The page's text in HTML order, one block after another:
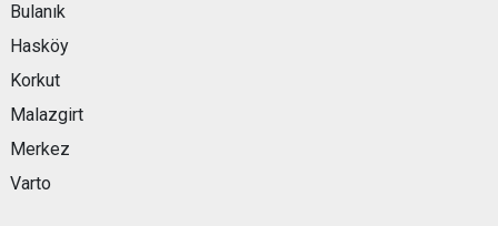
Bulanık
Hasköy
Korkut
Malazgirt
Merkez
Varto